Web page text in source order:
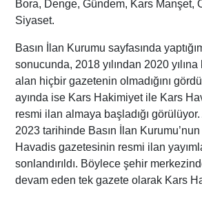
Bora, Denge, Gündem, Kars Manşet,
Siyaset.
Basın İlan Kurumu sayfasında
sonucunda, 2018 yılından 2020
alan hiçbir gazetenin olmadığını
ayında ise Kars Hakimiyet ile Kars
resmi ilan almaya başladığı
2023 tarihinde Basın İlan Kurumu’nun
Havadis gazetesinin resmi ilan
sonlandırıldı. Böylece şehir
devam eden tek gazete olarak Kars